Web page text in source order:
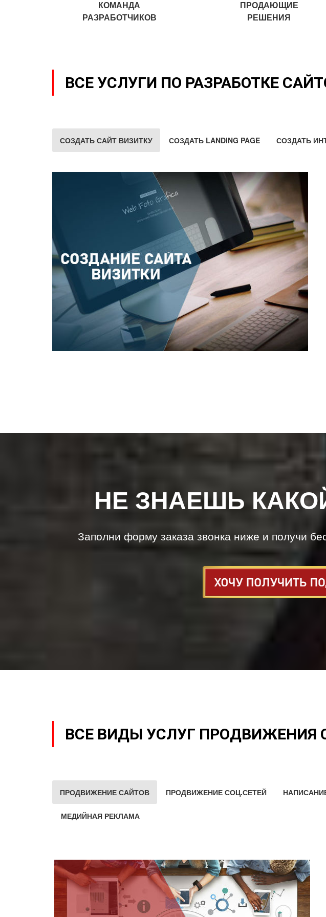
КОМАНДА
РАЗРАБОТЧИКОВ
ПРОДАЮЩИЕ
РЕШЕНИЯ
ВСЕ УСЛУГИ ПО РАЗРАБОТКЕ
СОЗДАТЬ САЙТ ВИЗИТКУ СОЗДАТЬ LANDING PAGE СОЗДАТЬ
НЕ ЗНАЕШЬ
Заполни форму заказа звонка ниже и получи
ВСЕ ВИДЫ УСЛУГ ПРОДВИЖЕНИЯ
ПРОДВИЖЕНИЕ САЙТОВ ПРОДВИЖЕНИЕ СОЦ.СЕТЕЙ
МЕДИЙНАЯ РЕКЛАМА